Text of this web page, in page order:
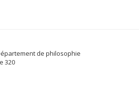
de philosophie
320